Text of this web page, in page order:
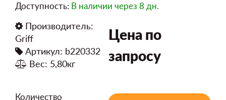
Доступность: В наличии через 8 дн.
Производитель:
Griff
Артикул: b220332
Вес: 5,80кг
Цена по
запросу
Количество